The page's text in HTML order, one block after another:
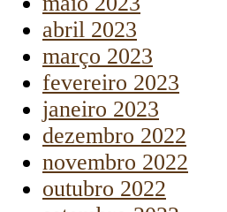
abril 2023
março 2023
fevereiro 2023
janeiro 2023
dezembro 2022
novembro 2022
outubro 2022